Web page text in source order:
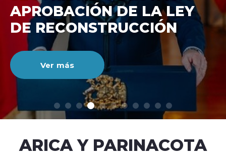
modo claro
DE RECONSTRUCCIÓ
NACIONAL
Ver más
ARICA Y PARINACOTA